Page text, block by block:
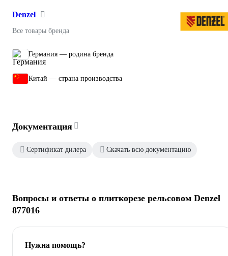
Denzel
Все товары бренда
Германия — родина бренда
Китай — страна производства
Документация
Сертификат дилера Скачать всю документацию
Вопросы и ответы о плиткорезе рельсовом Denzel
877016
Нужна помощь?